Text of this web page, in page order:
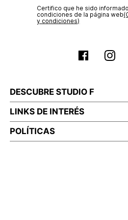
No lavado en seco
Certifico que he sido
condiciones de la página web‎
y condiciones)
DESCUBRE STUDIO F
LINKS DE INTERÉS
POLÍTICAS